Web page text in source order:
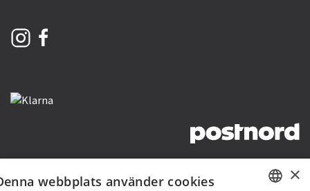
×
webbplats använder cookies